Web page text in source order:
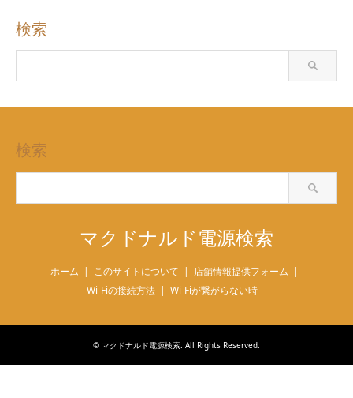
検索
検索
マクドナルド電源検索
ホーム このサイトについて
店舗情報提供フォーム
Wi-Fiの接続方法
Wi-Fiが繋がらない時
© マクドナルド電源検索. All Rights Reserved.